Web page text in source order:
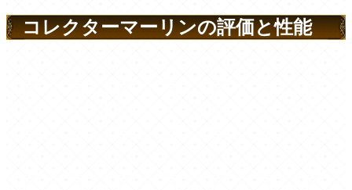
コレクターマーリンの評価と性能